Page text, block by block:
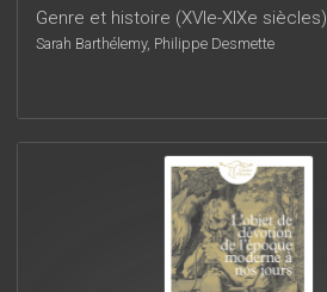
Genre et histoire (XVIe-XIXe siècles)
Sarah Barthélemy, Philippe Desmette